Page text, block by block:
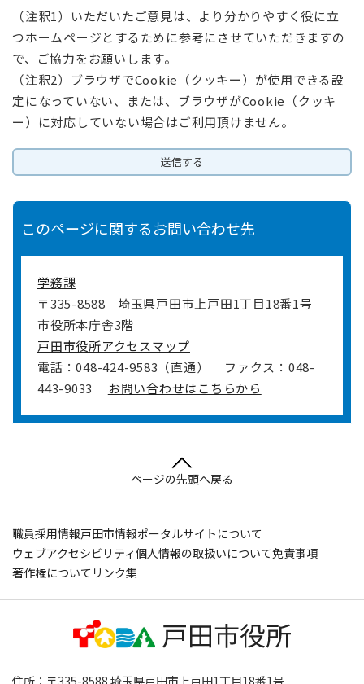
（注釈1）いただいたご意見は、より分かりやすく役に立
つホームページとするために参考にさせていただきますの
で、ご協力をお願いします。
（注釈2）ブラウザでCookie（クッキー）が使用できる設
定になっていない、または、ブラウザがCookie（クッキ
ー）に対応していない場合はご利用頂けません。
このページに関するお問い合わせ先
学務課
〒335-8588
埼玉県戸田市上戸田1丁目18番1号
市役所本庁舎3階
戸田市役所アクセスマップ
電話：048-424-9583（直通）
ファクス：048-
443-9033
お問い合わせはこちらから
ページの先頭へ戻る
職員採用情報戸田市情報ポータルサイトについて
ウェブアクセシビリティ個人情報の取扱いについて免責事項
著作権について リンク集